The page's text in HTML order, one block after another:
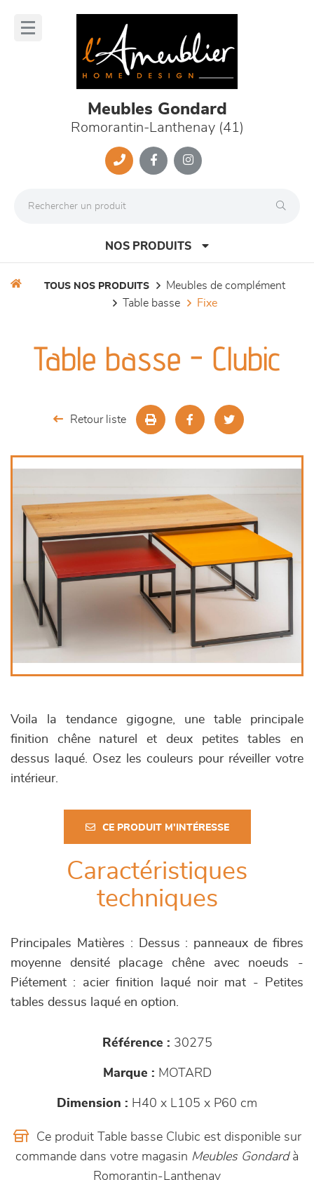
Meubles Gondard
Romorantin-Lanthenay (41)
NOS PRODUITS
séjours
chambres et dressing
décoration
TOUS NOS PRODUITS
meubles de complément
table basse
fixe
Table basse - Clubic
Retour liste
Voila la tendance gigogne, une table principale
finition chêne naturel et deux petites tables en
dessus laqué. Osez les couleurs pour réveiller votre
intérieur.
CE PRODUIT M'INTÉRESSE
Caractéristiques
techniques
Principales Matières : Dessus : panneaux de fibres
moyenne densité placage chêne avec noeuds -
Piétement : acier finition laqué noir mat - Petites
tables dessus laqué en option.
Référence : 30275
Marque : MOTARD
Dimension : H40 x L105 x P60 cm
Ce produit Table basse Clubic est disponible sur
commande dans votre magasin Meubles Gondardà
Romorantin-Lanthenay